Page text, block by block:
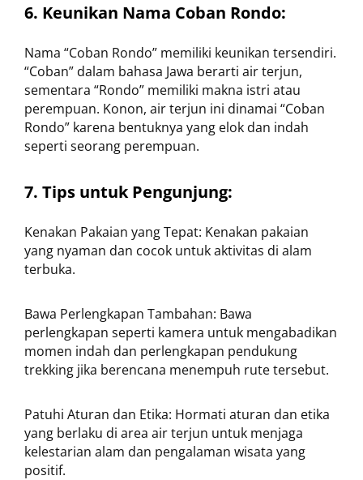
6. Keunikan Nama Coban Rondo:
Nama “Coban Rondo” memiliki keunikan tersendiri.
“Coban” dalam bahasa Jawa berarti air terjun,
sementara “Rondo” memiliki makna istri atau
perempuan. Konon, air terjun ini dinamai “Coban
Rondo” karena bentuknya yang elok dan indah
seperti seorang perempuan.
7. Tips untuk Pengunjung:
Kenakan Pakaian yang Tepat: Kenakan pakaian
yang nyaman dan cocok untuk aktivitas di alam
terbuka.
Bawa Perlengkapan Tambahan: Bawa
perlengkapan seperti kamera untuk mengabadikan
momen indah dan perlengkapan pendukung
trekking jika berencana menempuh rute tersebut.
Patuhi Aturan dan Etika: Hormati aturan dan etika
yang berlaku di area air terjun untuk menjaga
kelestarian alam dan pengalaman wisata yang
positif.